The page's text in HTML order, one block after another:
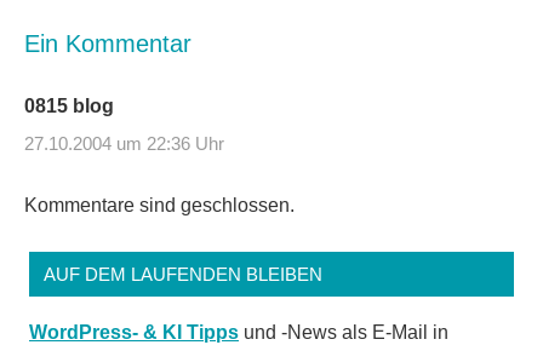
Ein Kommentar
0815 blog
27.10.2004 um 22:36 Uhr
Kommentare sind geschlossen.
AUF DEM LAUFENDEN BLEIBEN
WordPress- & KI Tipps und -News als E-Mail in